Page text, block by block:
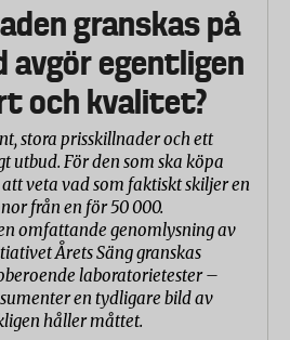
granskas på
avgör egentligen
och kvalitet?
stora prisskillnader och ett
utbud. För den som ska köpa
veta vad som faktiskt skiljer en
från en för 50 000.
omfattande genomlysning av
Årets Säng granskas
laboratorietester –
en tydligare bild av
håller måttet.